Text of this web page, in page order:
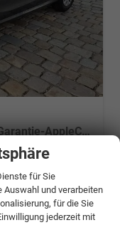
Selection 1.0 TSI 95 PS 4-Jahre-Garantie-AppleCarPlay-AndroidAuto-LED-PDC-Sitzheizung-DAB-Klima
5-Gang
Metallic
für Sie
und verarbeiten
für die Sie
jederzeit mit